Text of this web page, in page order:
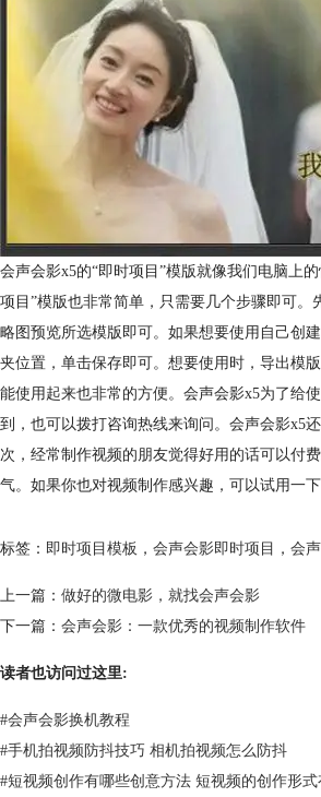
会声会影x5的“即时项目”模版就像我们电脑上
项目”模版也非常简单，只需要几个步骤即可
略图预览所选模版即可。如果想要使用自己创
夹位置，单击保存即可。想要使用时，导出模
能使用起来也非常的方便。会声会影x5为了给
到，也可以拨打咨询热线来询问。会声会影x5
次，经常制作视频的朋友觉得好用的话可以付
气。如果你也对视频制作感兴趣，可以试用一下
标签： 即时项目模板 ， 会声会影即时项目 ， 会
上一篇： 做好的微电影，就找会声会影
下一篇： 会声会影：一款优秀的视频制作软件
读者也访问过这里:
#会声会影换机教程
#手机拍视频防抖技巧 相机拍视频怎么防抖
#短视频创作有哪些创意方法 短视频的创作形